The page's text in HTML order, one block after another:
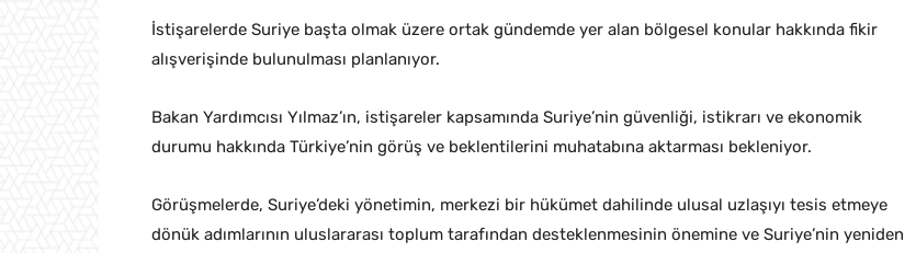
İstişarelerde Suriye başta olmak üzere ortak gündemde yer alan bölgesel konular hakkında fikir
alışverişinde bulunulması planlanıyor.
Bakan Yardımcısı Yılmaz’ın, istişareler kapsamında Suriye’nin güvenliği, istikrarı ve ekonomik
durumu hakkında Türkiye’nin görüş ve beklentilerini muhatabına aktarması bekleniyor.
Görüşmelerde, Suriye’deki yönetimin, merkezi bir hükümet dahilinde ulusal uzlaşıyı tesis etmeye
dönük adımlarının uluslararası toplum tarafından desteklenmesinin önemine ve Suriye’nin yeniden